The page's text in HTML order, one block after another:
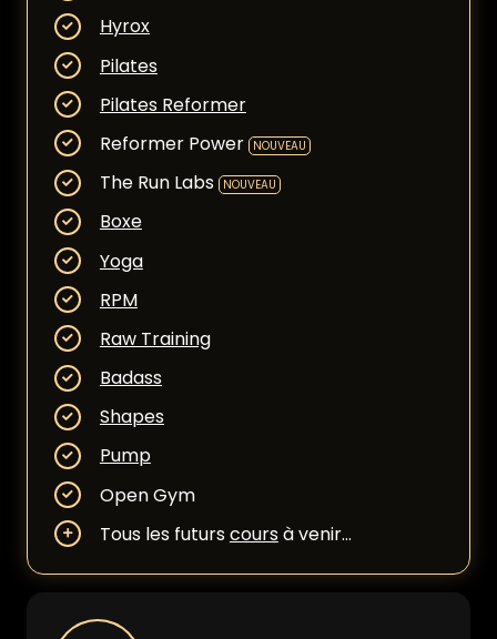
Hyrox
Pilates
Pilates Reformer
Reformer Power NOUVEAU
The Run Labs NOUVEAU
Boxe
Yoga
RPM
Raw Training
Badass
Shapes
Pump
Open Gym
Tous les futurscoursà venir…